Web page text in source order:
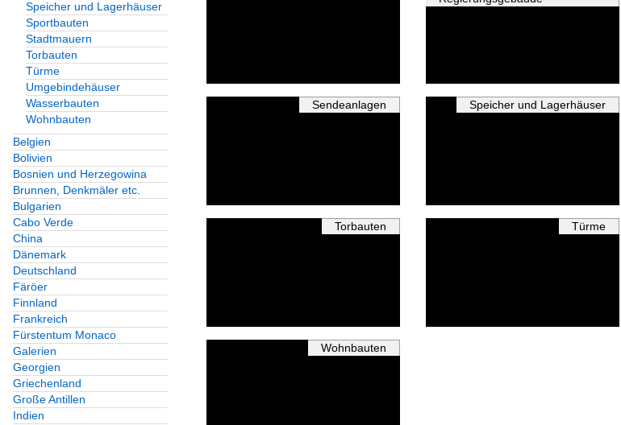
Speicher und Lagerhäuser
Sportbauten
Stadtmauern
Torbauten
Türme
Umgebindehäuser
Wasserbauten
Wohnbauten
Belgien
Bolivien
Bosnien und Herzegowina
Brunnen, Denkmäler etc.
Bulgarien
Cabo Verde
China
Dänemark
Deutschland
Färöer
Finnland
Frankreich
Fürstentum Monaco
Galerien
Georgien
Griechenland
Große Antillen
Indien
Sendeanlagen Speicher und Lagerhäuser
Torbauten Türme
Wohnbauten